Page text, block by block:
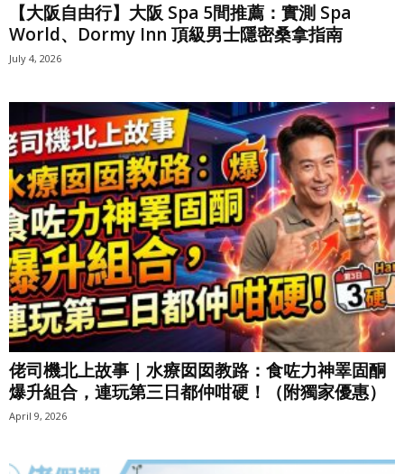
【大阪自由行】大阪 Spa 5間推薦：實測 Spa
World、Dormy Inn 頂級男士隱密桑拿指南
July 4, 2026
佬司機北上故事｜水療囡囡教路：食咗力神睪固酮
爆升組合，連玩第三日都仲咁硬！（附獨家優惠）
April 9, 2026